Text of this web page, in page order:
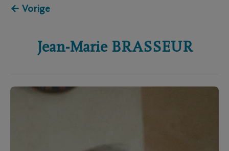
← Vorige
Jean-Marie BRASSEUR